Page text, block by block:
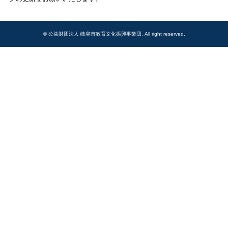
© 公益財団法人 岐阜市教育文化振興事業団. All right reserved.